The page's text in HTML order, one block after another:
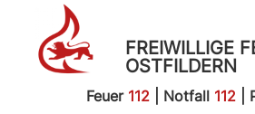
FREIWILLIGE
OSTFILDERN
Feuer 112| Notfall 112|